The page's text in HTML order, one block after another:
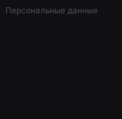
Персональные данные